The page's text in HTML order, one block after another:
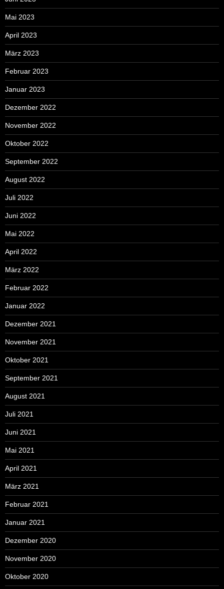
Mai 2023
April 2023
März 2023
Februar 2023
Januar 2023
Dezember 2022
November 2022
Oktober 2022
September 2022
August 2022
Juli 2022
Juni 2022
Mai 2022
April 2022
März 2022
Februar 2022
Januar 2022
Dezember 2021
November 2021
Oktober 2021
September 2021
August 2021
Juli 2021
Juni 2021
Mai 2021
April 2021
März 2021
Februar 2021
Januar 2021
Dezember 2020
November 2020
Oktober 2020